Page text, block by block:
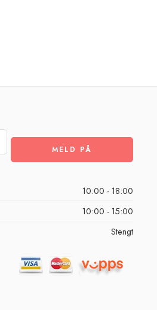
Alternative:
10:00 - 18:00
10:00 - 15:00
Stengt